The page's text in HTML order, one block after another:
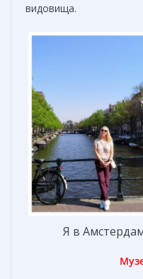
видовища.
Я в